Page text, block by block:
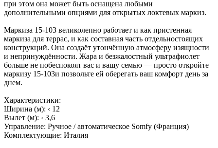
при этом она может быть оснащена любыми
дополнительными опциями для открытых локтевых маркиз.
Маркиза 15-103 великолепно работает и как пристенная
маркиза для террас, и как составная часть отдельностоящих
конструкций. Она создаёт утончённую атмосферу изящности
и непринуждённости. Жара и безжалостный ультрафиолет
больше не побеспокоят вас и вашу семью — просто откройте
маркизу 15-103и позвольте ей оберегать ваш комфорт день за
днем.
Характеристики:
Ширина (м): ‹ 12
Вылет (м): ‹ 3,6
Управление: Ручное / автоматическое Somfy (Франция)
Комплектующие: Италия